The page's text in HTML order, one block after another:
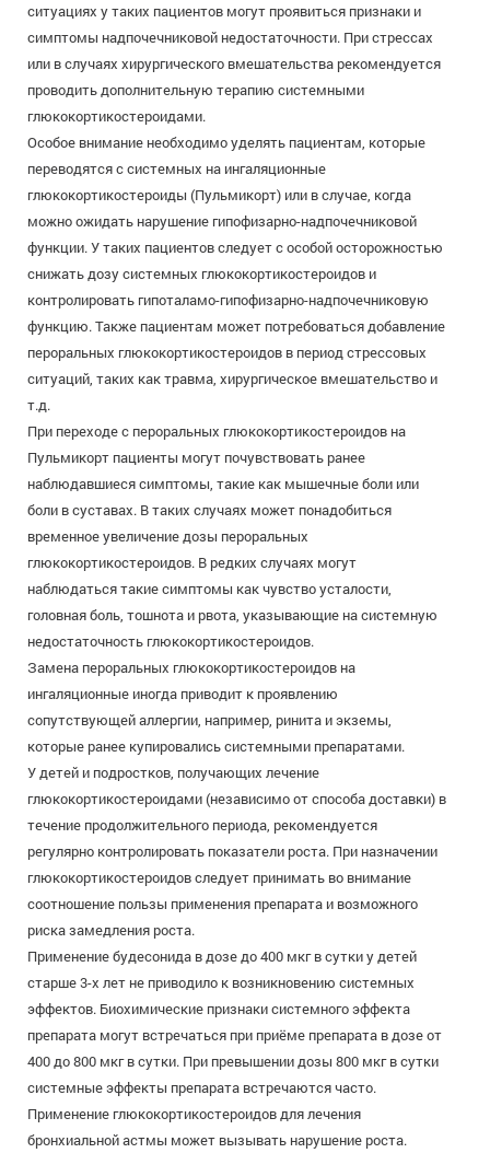
ситуациях у таких пациентов могут проявиться признаки и
симптомы надпочечниковой недостаточности. При стрессах
или в случаях хирургического вмешательства рекомендуется
проводить дополнительную терапию системными
глюкокортикостероидами.
Особое внимание необходимо уделять пациентам, которые
переводятся с системных на ингаляционные
глюкокортикостероиды (Пульмикорт) или в случае, когда
можно ожидать нарушение гипофизарно-надпочечниковой
функции. У таких пациентов следует с особой осторожностью
снижать дозу системных глюкокортикостероидов и
контролировать гипоталамо-гипофизарно-надпочечниковую
функцию. Также пациентам может потребоваться добавление
пероральных глюкокортикостероидов в период стрессовых
ситуаций, таких как травма, хирургическое вмешательство и
т.д.
При переходе с пероральных глюкокортикостероидов на
Пульмикорт пациенты могут почувствовать ранее
наблюдавшиеся симптомы, такие как мышечные боли или
боли в суставах. В таких случаях может понадобиться
временное увеличение дозы пероральных
глюкокортикостероидов. В редких случаях могут
наблюдаться такие симптомы как чувство усталости,
головная боль, тошнота и рвота, указывающие на системную
недостаточность глюкокортикостероидов.
Замена пероральных глюкокортикостероидов на
ингаляционные иногда приводит к проявлению
сопутствующей аллергии, например, ринита и экземы,
которые ранее купировались системными препаратами.
У детей и подростков, получающих лечение
глюкокортикостероидами (независимо от способа доставки) в
течение продолжительного периода, рекомендуется
регулярно контролировать показатели роста. При назначении
глюкокортикостероидов следует принимать во внимание
соотношение пользы применения препарата и возможного
риска замедления роста.
Применение будесонида в дозе до 400 мкг в сутки у детей
старше 3-х лет не приводило к возникновению системных
эффектов. Биохимические признаки системного эффекта
препарата могут встречаться при приёме препарата в дозе от
400 до 800 мкг в сутки. При превышении дозы 800 мкг в сутки
системные эффекты препарата встречаются часто.
Применение глюкокортикостероидов для лечения
бронхиальной астмы может вызывать нарушение роста.